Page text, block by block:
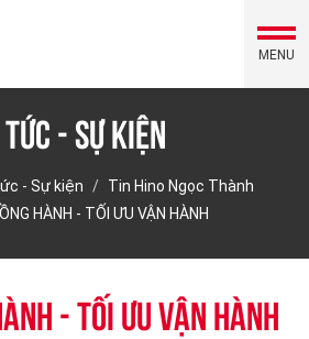
MENU
- Sự kiện
- Sự kiện
Tin Hino Ngọc Thành
HÀNH - TỐI ƯU VẬN HÀNH
- TỐI ƯU VẬN HÀNH